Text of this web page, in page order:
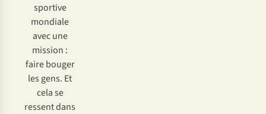
sportive
mondiale
avec une
mission :
faire bouger
les gens. Et
cela se
ressent dans